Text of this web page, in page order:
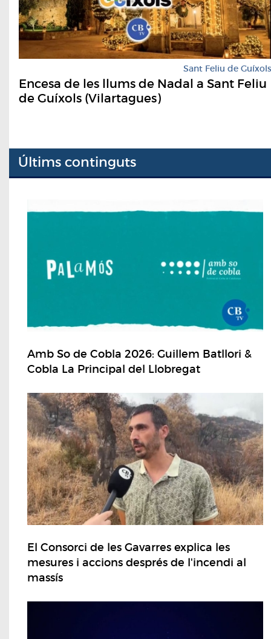
Sant Feliu de Guíxols
Encesa de les llums de Nadal a Sant Feliu
de Guíxols (Vilartagues)
Últims continguts
Amb So de Cobla 2026: Guillem Batllori &
Cobla La Principal del Llobregat
El Consorci de les Gavarres explica les
mesures i accions després de l'incendi al
massís